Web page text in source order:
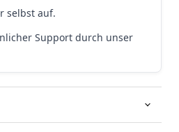
selbst auf.
Support durch unser